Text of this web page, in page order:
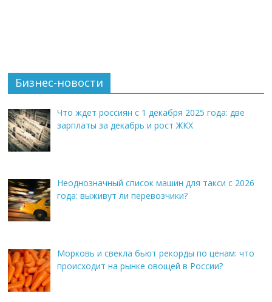
Бизнес-новости
Что ждет россиян с 1 декабря 2025 года: две
зарплаты за декабрь и рост ЖКХ
Неоднозначный список машин для такси с 2026
года: выживут ли перевозчики?
Морковь и свекла бьют рекорды по ценам: что
происходит на рынке овощей в России?